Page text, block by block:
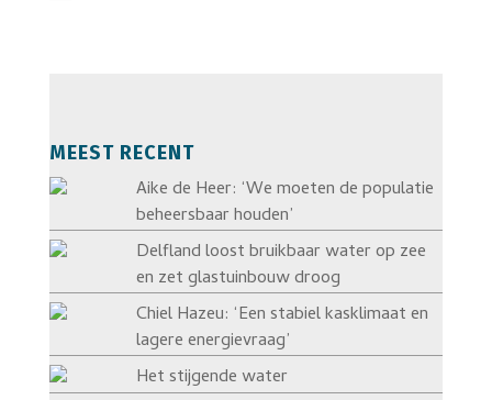
MEEST RECENT
Aike de Heer: ‘We moeten de populatie
beheersbaar houden’
Delfland loost bruikbaar water op zee
en zet glastuinbouw droog
Chiel Hazeu: ‘Een stabiel kasklimaat en
lagere energievraag’
Het stijgende water